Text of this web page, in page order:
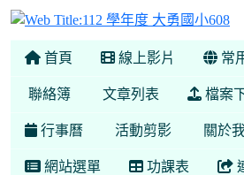
首頁 線上影片 常
聯絡簿 文章列表 檔案
行事曆 活動剪影 關於
網站選單 功課表